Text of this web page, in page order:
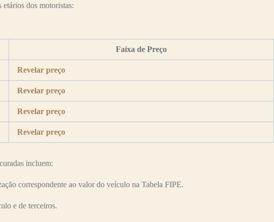
dos motoristas:
Faixa de Preço
Revelar preço
Revelar preço
Revelar preço
Revelar preço
incluem:
correspondente ao valor do veículo na Tabela FIPE.
e de terceiros.